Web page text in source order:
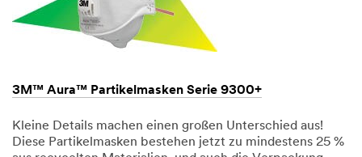
3M™ Aura™ Partikelmasken Serie 9300+
Kleine Details machen einen großen Unterschied aus!
Diese Partikelmasken bestehen jetzt zu mindestens 25 %